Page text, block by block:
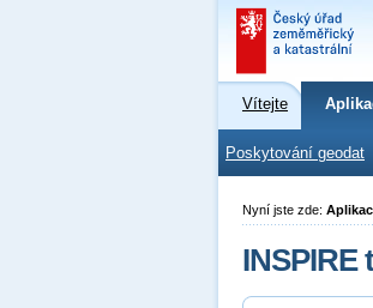
Vítejte
Poskytování geodat
Nyní jste zde:
INSPIRE